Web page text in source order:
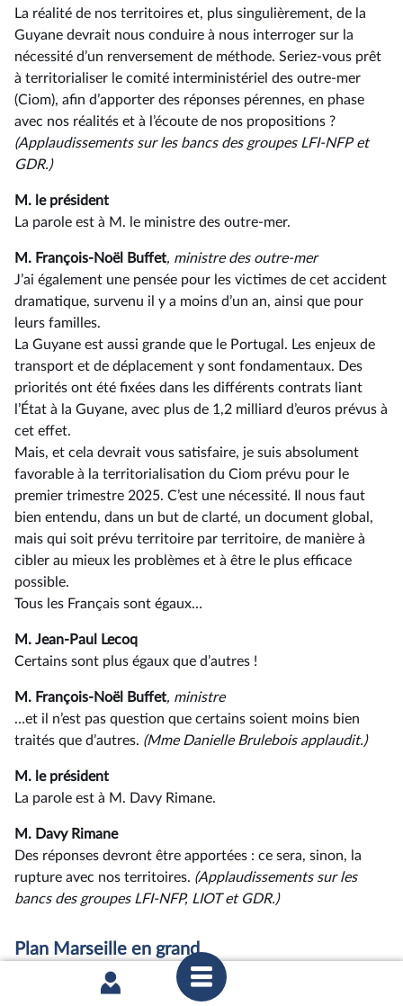
La réalité de nos territoires et, plus singulièrement, de la
Guyane devrait nous conduire à nous interroger sur la
nécessité d’un renversement de méthode. Seriez-vous prêt
à territorialiser le comité interministériel des outre-mer
(Ciom), afin d’apporter des réponses pérennes, en phase
avec nos réalités et à l’écoute de nos propositions ?
(Applaudissements sur les bancs des groupes LFI-NFP et
GDR.)
M. le président
La parole est à M. le ministre des outre-mer.
M. François-Noël Buffet, ministre des outre-mer
J’ai également une pensée pour les victimes de cet accident
dramatique, survenu il y a moins d’un an, ainsi que pour
leurs familles.
La Guyane est aussi grande que le Portugal. Les enjeux de
transport et de déplacement y sont fondamentaux. Des
priorités ont été fixées dans les différents contrats liant
l’État à la Guyane, avec plus de 1,2 milliard d’euros prévus à
cet effet.
Mais, et cela devrait vous satisfaire, je suis absolument
favorable à la territorialisation du Ciom prévu pour le
premier trimestre 2025. C’est une nécessité. Il nous faut
bien entendu, dans un but de clarté, un document global,
mais qui soit prévu territoire par territoire, de manière à
cibler au mieux les problèmes et à être le plus efficace
possible.
Tous les Français sont égaux…
M. Jean-Paul Lecoq
Certains sont plus égaux que d’autres !
M. François-Noël Buffet, ministre
…et il n’est pas question que certains soient moins bien
traités que d’autres. (Mme Danielle Brulebois applaudit.)
M. le président
La parole est à M. Davy Rimane.
M. Davy Rimane
Des réponses devront être apportées : ce sera, sinon, la
rupture avec nos territoires. (Applaudissements sur les
bancs des groupes LFI-NFP, LIOT et GDR.)
Plan Marseille en grand
M. le président